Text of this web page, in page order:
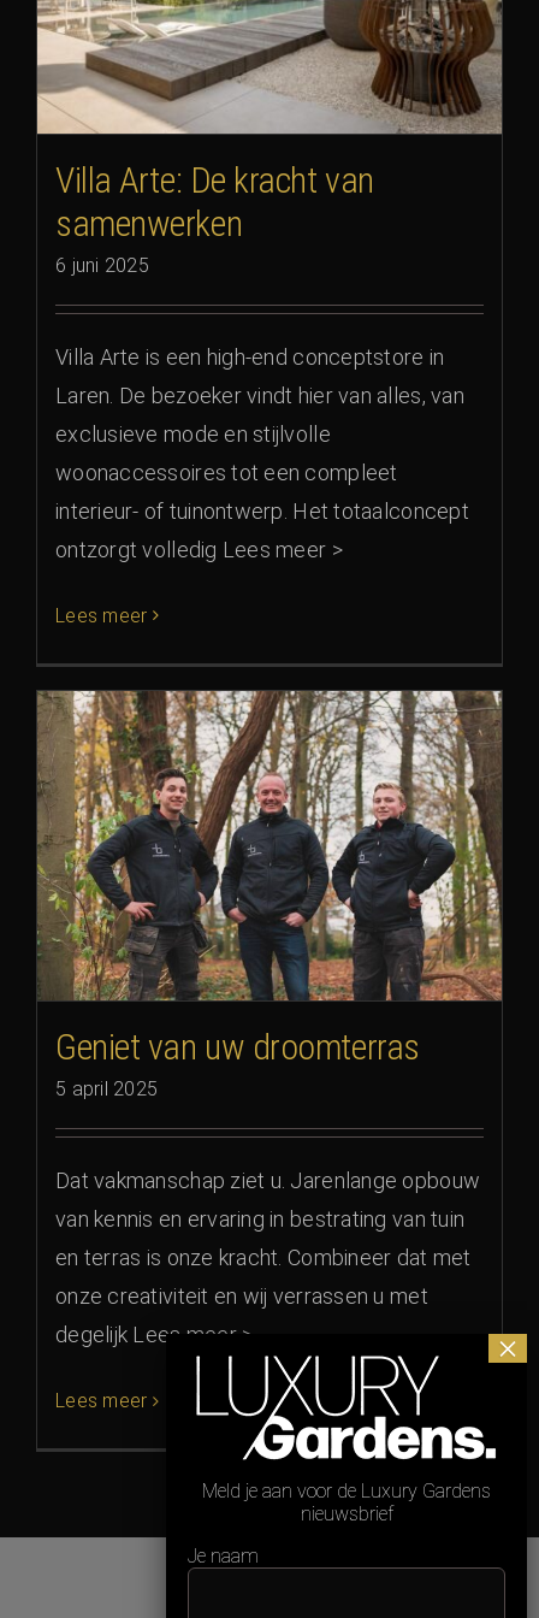
Villa Arte: De kracht van
samenwerken
6 juni 2025
Villa Arte is een high-end conceptstore in
Laren. De bezoeker vindt hier van alles, van
exclusieve mode en stijlvolle
woonaccessoires tot een compleet
interieur- of tuinontwerp. Het totaalconcept
ontzorgt volledig Lees meer >
Lees meer
Geniet van uw droomterras
5 april 2025
Dat vakmanschap ziet u. Jarenlange opbouw
van kennis en ervaring in bestrating van tuin
en terras is onze kracht. Combineer dat met
onze creativiteit en wij verrassen u met
degelijk Lees meer >
Lees meer
Meld je aan voor de Luxury Gardens
nieuwsbrief
Je naam